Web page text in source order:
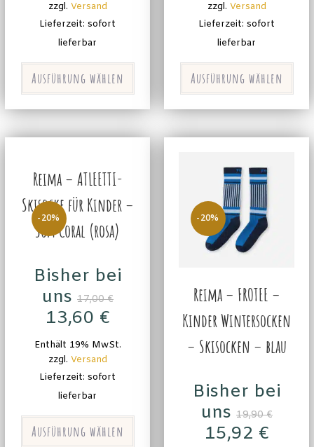
zzgl. Versand
Lieferzeit: sofort
lieferbar
Ausführung wählen
zzgl. Versand
Lieferzeit: sofort
lieferbar
Ausführung wählen
-20%
Reima – ATLEETTI-
Skisocke für Kinder –
Soft Coral (rosa)
Bisher bei
uns 17,00€
13,60 €
Enthält 19% MwSt.
zzgl. Versand
Lieferzeit: sofort
lieferbar
Ausführung wählen
-20%
Reima – FROTEE –
Kinder Wintersocken
– Skisocken – blau
Bisher bei
uns 19,90€
15,92 €